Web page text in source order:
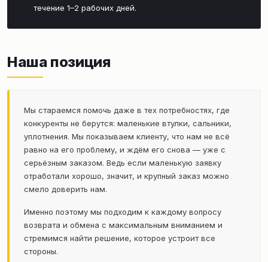
течение 1–2 рабочих дней.
Наша позиция
Мы стараемся помочь даже в тех потребностях, где
конкуренты не берутся: маленькие втулки, сальники,
уплотнения. Мы показываем клиенту, что нам не всё
равно на его проблему, и ждём его снова — уже с
серьёзным заказом. Ведь если маленькую заявку
отработали хорошо, значит, и крупный заказ можно
смело доверить нам.
Именно поэтому мы подходим к каждому вопросу
возврата и обмена с максимальным вниманием и
стремимся найти решение, которое устроит все
стороны.